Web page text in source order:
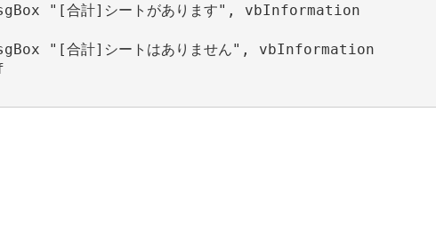
"[合計]シートがあります", vbInformation
"[合計]シートはありません", vbInformation